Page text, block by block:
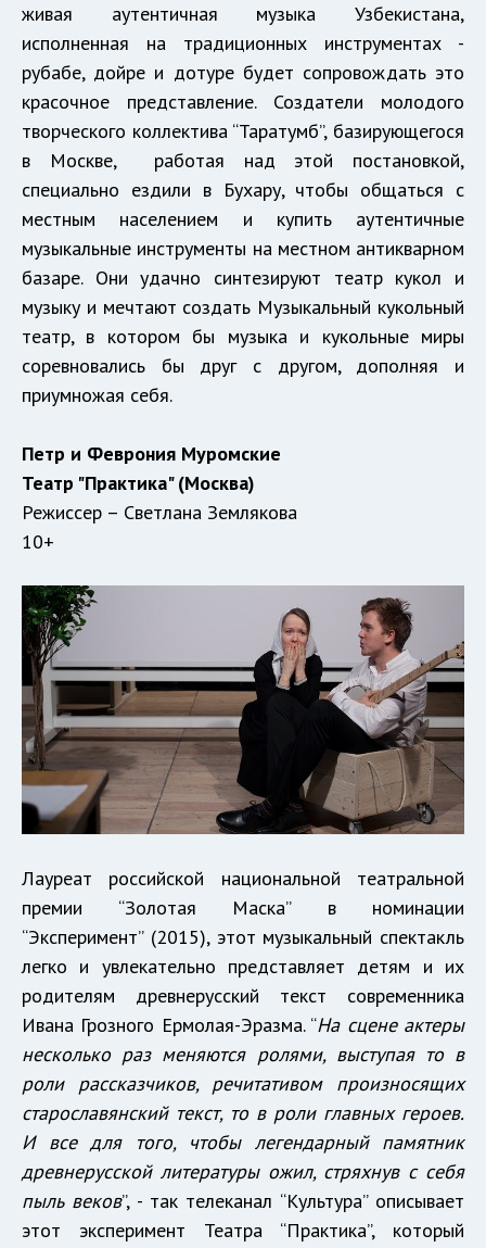
живая аутентичная музыка Узбекистана,
исполненная на традиционных инструментах -
рубабе, дойре и дотуре будет сопровождать это
красочное представление. Создатели молодого
творческого коллектива “Таратумб”, базирующегося
в Москве, работая над этой постановкой,
специально ездили в Бухару, чтобы общаться с
местным населением и купить аутентичные
музыкальные инструменты на местном антикварном
базаре. Они удачно синтезируют театр кукол и
музыку и мечтают создать Музыкальный кукольный
театр, в котором бы музыка и кукольные миры
соревновались бы друг с другом, дополняя и
приумножая себя.
Петр и Феврония Муромские
Театр "Практика" (Москва)
Режиссер – Светлана Землякова
10+
Лауреат российской национальной театральной
премии “Золотая Маска” в номинации
“Эксперимент” (2015), этот музыкальный спектакль
легко и увлекательно представляет детям и их
родителям древнерусский текст современника
Ивана Грозного Ермолая-Эразма. “На сцене актеры
несколько раз меняются ролями, выступая то в
роли рассказчиков, речитативом произносящих
старославянский текст, то в роли главных героев.
И все для того, чтобы легендарный памятник
древнерусской литературы ожил, стряхнув с себя
пыль веков”, - так телеканал “Культура” описывает
этот эксперимент Театра “Практика”, который